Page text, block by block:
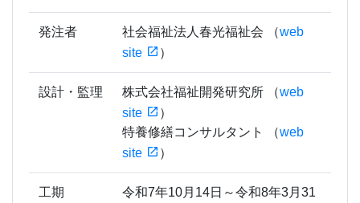
発注者 社会福祉法人春光福祉会 （web
site
）
設計・監理 株式会社福祉開発研究所 （web
site
）
特養修繕コンサルタント （web
site
）
工期
令和7年10月14日～令和8年3月31